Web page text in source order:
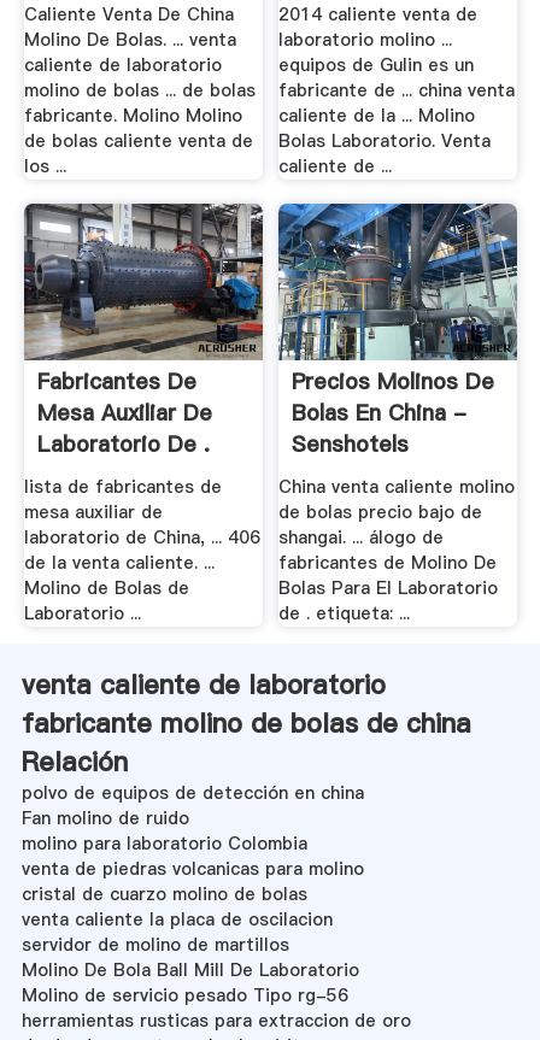
Caliente Venta De China
Molino De Bolas. ... venta
caliente de laboratorio
molino de bolas ... de bolas
fabricante. Molino Molino
de bolas caliente venta de
los ...
2014 caliente venta de
laboratorio molino ...
equipos de Gulin es un
fabricante de ... china venta
caliente de la ... Molino
Bolas Laboratorio. Venta
caliente de ...
Fabricantes De
Mesa Auxiliar De
Laboratorio De .
lista de fabricantes de
mesa auxiliar de
laboratorio de China, ... 406
de la venta caliente. ...
Molino de Bolas de
Laboratorio ...
Precios Molinos De
Bolas En China -
Senshotels
China venta caliente molino
de bolas precio bajo de
shangai. ... álogo de
fabricantes de Molino De
Bolas Para El Laboratorio
de . etiqueta: ...
venta caliente de laboratorio
fabricante molino de bolas de china
Relación
polvo de equipos de detección en china
Fan molino de ruido
molino para laboratorio Colombia
venta de piedras volcanicas para molino
cristal de cuarzo molino de bolas
venta caliente la placa de oscilacion
servidor de molino de martillos
Molino De Bola Ball Mill De Laboratorio
Molino de servicio pesado Tipo rg-56
herramientas rusticas para extraccion de oro